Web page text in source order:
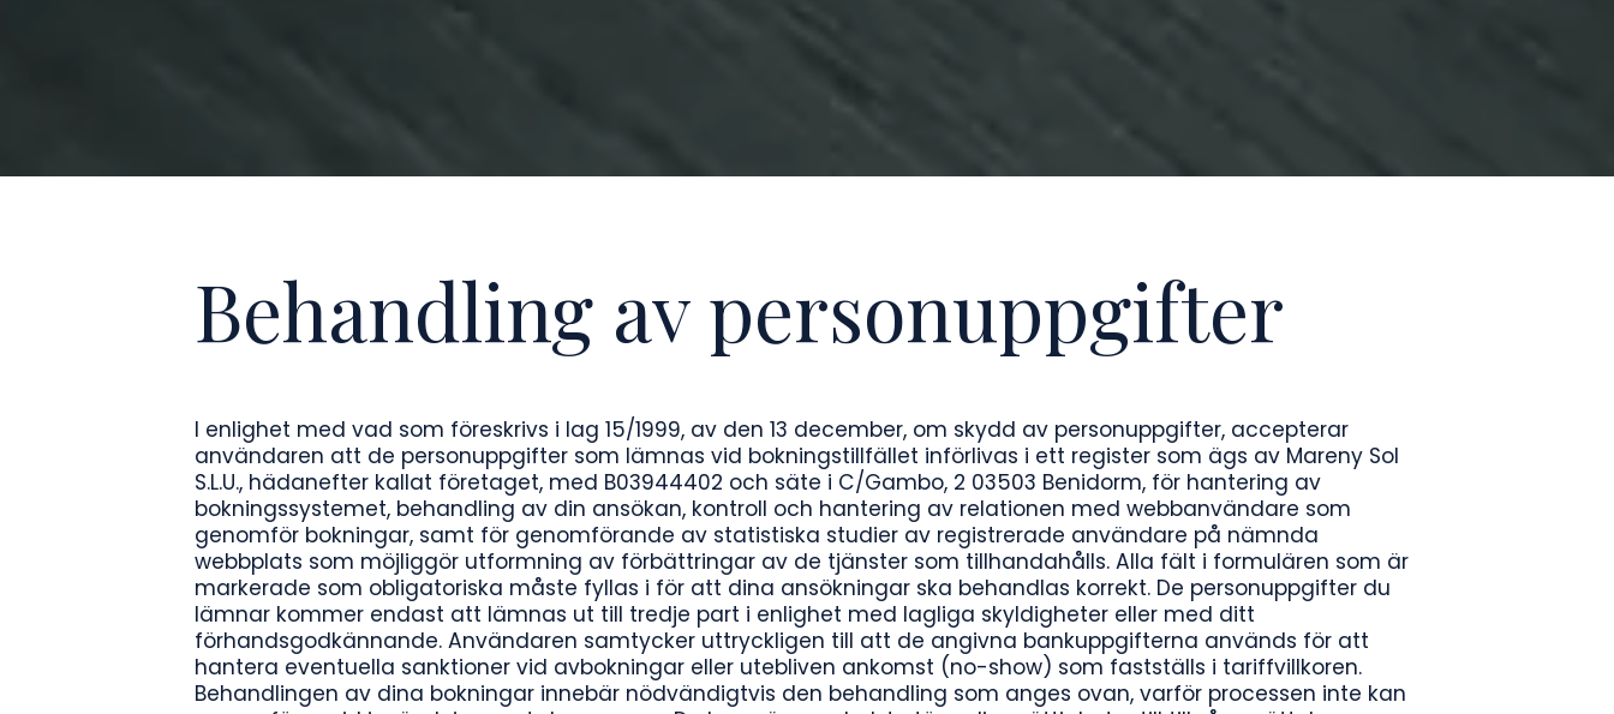
Behandling av personuppgifter
I enlighet med vad som föreskrivs i lag 15/1999, av den 13 december, om skydd av personuppgifter, accepterar
användaren att de personuppgifter som lämnas vid bokningstillfället införlivas i ett register som ägs av Mareny Sol
S.L.U., hädanefter kallat företaget, med B03944402 och säte i C/Gambo, 2 03503 Benidorm, för hantering av
bokningssystemet, behandling av din ansökan, kontroll och hantering av relationen med webbanvändare som
genomför bokningar, samt för genomförande av statistiska studier av registrerade användare på nämnda
webbplats som möjliggör utformning av förbättringar av de tjänster som tillhandahålls. Alla fält i formulären som är
markerade som obligatoriska måste fyllas i för att dina ansökningar ska behandlas korrekt. De personuppgifter du
lämnar kommer endast att lämnas ut till tredje part i enlighet med lagliga skyldigheter eller med ditt
förhandsgodkännande. Användaren samtycker uttryckligen till att de angivna bankuppgifterna används för att
hantera eventuella sanktioner vid avbokningar eller utebliven ankomst (no-show) som fastställs i tariffvillkoren.
Behandlingen av dina bokningar innebär nödvändigtvis den behandling som anges ovan, varför processen inte kan